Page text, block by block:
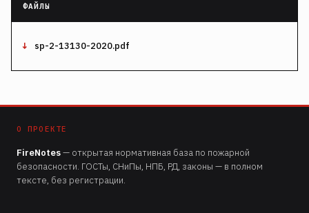
sp-2-13130-2020.pdf
О ПРОЕКТЕ
FireNotes— открытая нормативная база по пожарной
безопасности. ГОСТы, СНиПы, НПБ, РД, законы — в полном
тексте, без регистрации.